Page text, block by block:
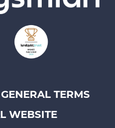
GENERAL TERMS
WEBSITE